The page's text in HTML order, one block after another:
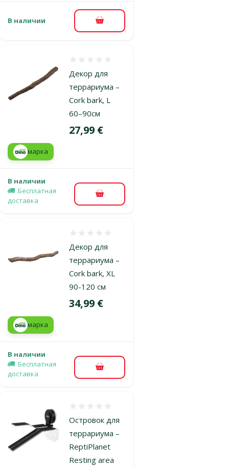
В наличии В корзину
Декор для
террариума –
Cork bark, L
60–90см
Цена
27,99 €
марка
В наличии
Бесплатная
доставка
В корзину
Декор для
террариума –
Cork bark, XL
90-120 см
Цена
34,99 €
марка
В наличии
Бесплатная
доставка
В корзину
Островок для
террариума –
ReptiPlanet
Resting area